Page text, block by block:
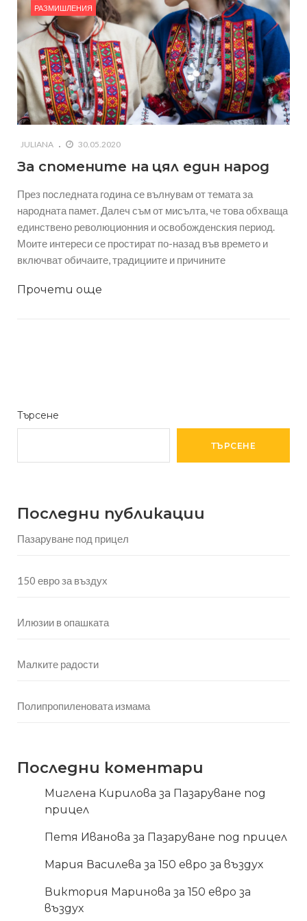
РАЗМИШЛЕНИЯ
JULIANA 30.05.2020
За спомените на цял един народ
През последната година се вълнувам от темата за
народната памет. Далеч съм от мисълта, че това обхваща
единствено революционния и освобожденския период.
Моите интереси се простират по-назад във времето и
включват обичаите, традициите и причините
Прочети още
Търсене
ТЪРСЕНЕ
Последни публикации
Пазаруване под прицел
150 евро за въздух
Илюзии в опашката
Малките радости
Полипропиленовата измама
Последни коментари
Миглена Кирилова за Пазаруване под
прицел
Петя Иванова за Пазаруване под прицел
Мария Василева за 150 евро за въздух
Виктория Маринова за 150 евро за
въздух